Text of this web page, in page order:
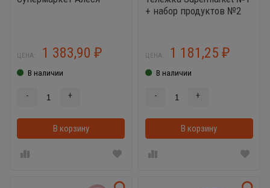
ЦЕНА: 1 383,90 ₽
В наличии
- +
В корзину
+ набор продуктов №2
ЦЕНА: 1 181,25₽
В наличии
- +
В корзину